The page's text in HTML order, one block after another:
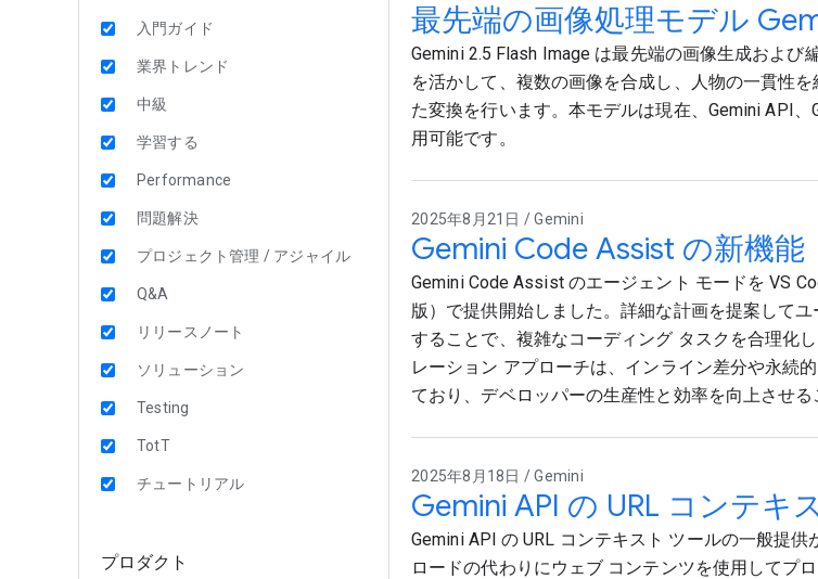
入門ガイド
業界トレンド
中級
学習する
Performance
問題解決
プロジェクト管理 / アジャイル
Q&A
リリースノート
ソリューション
Testing
TotT
チュートリアル
プロダクト
最先端の画像処理モデル
Gemini 2.5 Flash Image は最先端の画像生成および
を活かして、複数の画像を合成し、人物の一貫性
た変換を行います。本モデルは現在、Gemini API
用可能です。
2025年8月21日 / Gemini
Gemini Code Assist の新機能
Gemini Code Assist のエージェント モードを VS
版）で提供開始しました。詳細な計画を提案して
することで、複雑なコーディング タスクを合理化
レーション アプローチは、インライン差分や永続
ており、デベロッパーの生産性と効率を向上させる
2025年8月18日 / Gemini
Gemini API の URL コンテキ
Gemini API の URL コンテキスト ツールの一般提
ロードの代わりにウェブ コンテンツを使用してプ